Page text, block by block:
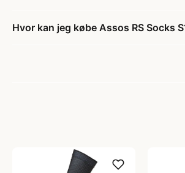
Hvor kan jeg købe Assos RS Socks